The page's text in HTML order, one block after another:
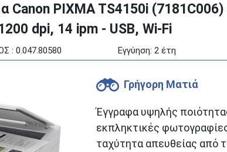
Canon PIXMA TS4150i
dpi, 14 ipm - USB, Wi-Fi
: 0.047.80580 Εγγύηση: 2 έτη
Γρήγορη Ματιά
Έγγραφα υψηλής
εκπληκτικές
ταχύτητα απευθείας από